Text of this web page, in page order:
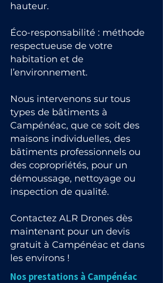
hauteur.
Éco-responsabilité : méthode
respectueuse de votre
habitation et de
l’environnement.
Nous intervenons sur tous
types de bâtiments à
Campénéac, que ce soit des
maisons individuelles, des
bâtiments professionnels ou
des copropriétés, pour un
démoussage, nettoyage ou
inspection de qualité.
Contactez ALR Drones dès
maintenant pour un devis
gratuit à Campénéac et dans
les environs !
Nos prestations à Campénéac